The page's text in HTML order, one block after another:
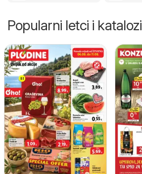
Popularni letci i katalozi